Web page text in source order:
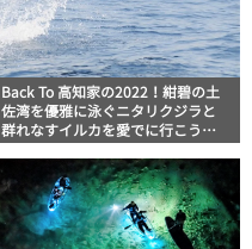
Back To 高知家の2022！紺碧の土
佐湾を優雅に泳ぐニタリクジラと
群れなすイルカを愛でに行こう！
ォッチング宇佐」